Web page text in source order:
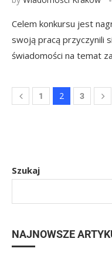
Celem konkursu jest
swoją pracą przyczynili
świadomości na temat
1 2 3
Szukaj
NAJNOWSZE